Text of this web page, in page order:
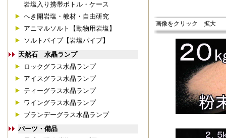
岩塩入り携帯ボトル・ケース
へき開岩塩・教材・自由研究
アニマルソルト【動物用岩塩】
ソルトパイプ【岩塩パイプ】
天然石 水晶ランプ
ロックグラス水晶ランプ
アイスグラス水晶ランプ
ティーグラス水晶ランプ
ワイングラス水晶ランプ
ブランデーグラス水晶ランプ
パーツ・備品
画像をクリック 拡大